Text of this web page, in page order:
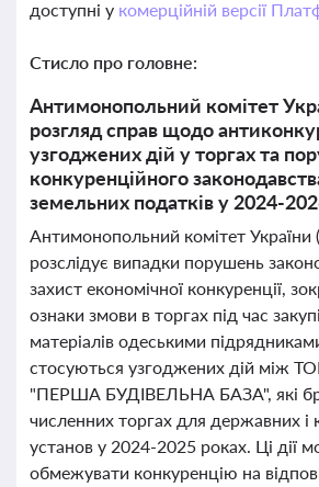
доступні у комерційній версії
Стисло про головне:
Антимонопольний комітет
розгляд справ щодо
узгоджених дій у торгах та
конкуренційного
земельних податків у 2024-
Антимонопольний комітет
розслідує випадки порушень
захист економічної конкуренції,
ознаки змови в торгах під час
матеріалів одеськими
стосуються узгоджених дій між
"ПЕРША БУДІВЕЛЬНА БАЗА", які
численних торгах для державних і
установ у 2024-2025 роках. Ці дії
обмежувати конкуренцію на